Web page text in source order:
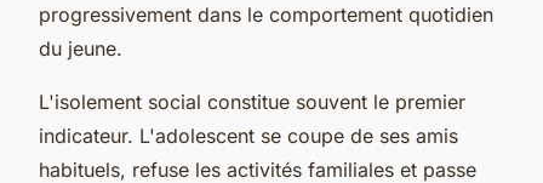
progressivement dans le comportement quotidien
du jeune.
L'isolement social constitue souvent le premier
indicateur. L'adolescent se coupe de ses amis
habituels, refuse les activités familiales et passe